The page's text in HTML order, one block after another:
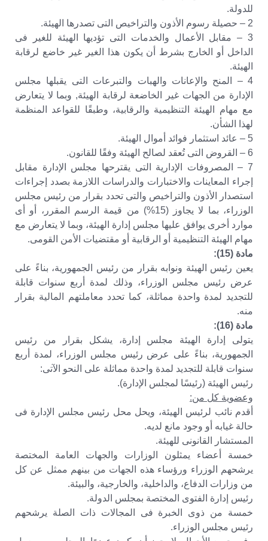
للدولة.
2 – حصيلة رسوم الأذون والتراخيص التى تصدرها الهيئة.
3 – مقابل الأعمال والخدمات التى تؤديها الهيئة للغير فى
الداخل أو الخارج بشرط أن يكون هذا الغير غير خاضع لرقابة
الهيئة.
4 – المنح والإعانات والهبات والتبرعات التى يقبلها مجلس
الإدارة من الجهات غير الخاضعة لرقابة الهيئة, وبما لا يتعارض
مع مهام الهيئة التنظيمية والرقابية، وطبقًا للقواعد المنظمة
لهذا الشأن.
5 – عائد استثمار فوائد أموال الهيئة.
6 – القروض التى تُعقد لصالح الهيئة وفقًا للقانون.
7 – المصروفات الإدارية التى يقترحها مجلس الإدارة مقابل
إجراء المعاينات والاختبارات والدراسات اللازمة بصدد إجراءات
استصدار الأذون والتراخيص والتى تحدد بقرار من رئيس مجلس
الوزراء، بما لا يجاوز (15%) من قيمة الرسم المقرر، أو أى
موارد أخرى يوافق عليها مجلس إدارة الهيئة، وبما لا يتعارض مع
مهام الهيئة التنظيمية أو الرقابية أو مقتضيات الأمن القومى.
مادة (15):
يعين رئيس الهيئة ونوابه بقرار من رئيس الجمهورية، بناءً على
عرض رئيس مجلس الوزراء، وذلك لمدة أربع سنوات قابلة
للتجديد لمدة واحدة مماثلة، كما تحدد معاملتهم المالية بقرار
منه.
مادة (16):
يتولى إدارة الهيئة مجلس إدارة، يشكل بقرار من رئيس
الجمهورية، بناءً على عرض رئيس مجلس الوزراء، لمدة أربع
سنوات قابلة للتجديد لمدة واحدة مماثلة على النحو الآتى:
رئيس الهيئة (رئيسًا لمجلس الإدارة).
وعضوية كل من:
أقدم نائب لرئيس الهيئة، ويحل محل رئيس مجلس الإدارة فى
حالة غيابه أو وجود مانع لديه.
المستشار القانونى للهيئة.
خمسة أعضاء يمثلون الوزارات والجهات العامة المختصة
يرشحهم الوزراء ورؤساء هذه الجهات من بينهم ممثل عن كل
من وزارات الدفاع، والداخلية، والخارجية، والبيئة.
رئيس إدارة الفتوى المختصة بمجلس الدولة.
خمسة من ذوى الخبرة فى المجالات ذات الصلة يرشحهم
رئيس مجلس الوزراء.